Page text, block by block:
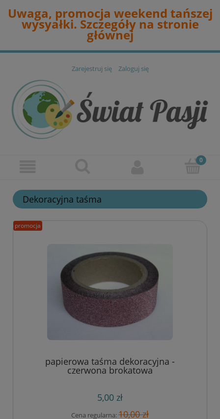
Uwaga, promocja weekend tańszej
wysyałki. Szczegóły na stronie
głównej
Zarejestruj się Zaloguj się
Dekoracyjna taśma
papierowa taśma dekoracyjna -
czerwona brokatowa
5,00 zł
Cena regularna:10,00 zł
promocja